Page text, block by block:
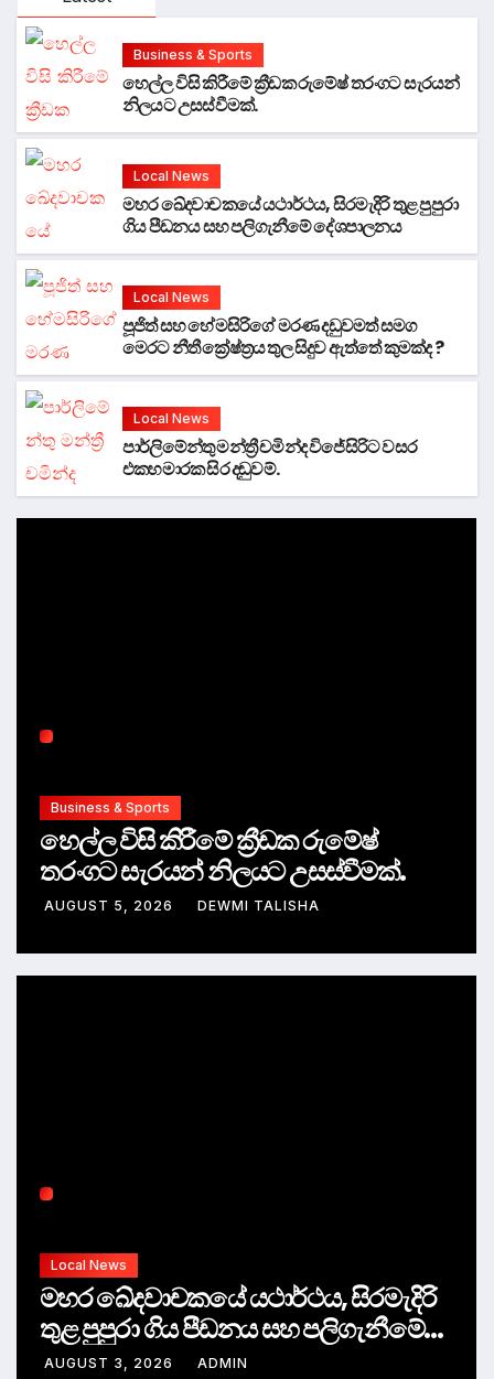
Business & Sports
හෙල්ල විසි කිරීමේ ක්‍රීඩක රුමේෂ් තරංගට සැරයන්
නිලයට උසස්වීමක්.
Local News
මහර ඛේදවාචකයේ යථාර්ථය, සිරමැදිරි තුළ පුපුරා
ගිය පීඩනය සහ පලිගැනීමේ දේශපාලනය
Local News
පූජිත් සහ හේමසිරිගේ මරණ දඩුවමත් සමග
මෙරට නීතී ක්‍රේෂ්ත්‍රය තුල සිදුව ඇත්තේ කුමක්ද ?
Local News
පාර්ලිමේන්තු මන්ත්‍රී චමින්ද විජේසිරිට වසර
එකහමාරක සිර දඬුවම්.
Business & Sports
හෙල්ල විසි කිරීමේ ක්‍රීඩක රුමේෂ්
තරංගට සැරයන් නිලයට උසස්වීමක්.
AUGUST 5, 2026 DEWMI TALISHA
Local News
මහර ඛේදවාචකයේ යථාර්ථය, සිරමැදිරි
තුළ පුපුරා ගිය පීඩනය සහ පලිගැනීමේ
දේශපාලනය
AUGUST 3, 2026 ADMIN